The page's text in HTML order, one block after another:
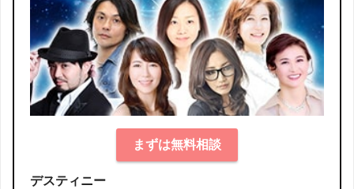
まずは無料相談
デスティニー